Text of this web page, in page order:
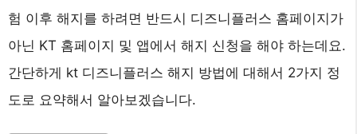
험 이후 해지를 하려면 반드시 디즈니플러스 홈페이지가
아닌 KT 홈페이지 및 앱에서 해지 신청을 해야 하는데요.
간단하게 kt 디즈니플러스 해지 방법에 대해서 2가지 정
도로 요약해서 알아보겠습니다.